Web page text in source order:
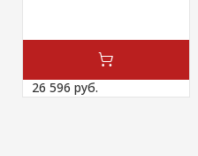
26 596 руб.